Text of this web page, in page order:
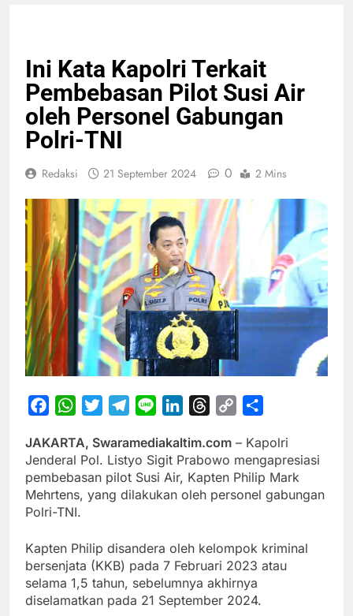
Ini Kata Kapolri Terkait
Pembebasan Pilot Susi Air
oleh Personel Gabungan
Polri-TNI
Redaksi 21 September 2024 0 2 Mins
FacebookWhatsApp
TwitterTelegram
Line LinkedInThreads
Copy
JAKARTA, Swaramediakaltim.com – Kapolri
Jenderal Pol. Listyo Sigit Prabowo mengapresiasi
pembebasan pilot Susi Air, Kapten Philip Mark
Mehrtens, yang dilakukan oleh personel gabungan
Polri-TNI.
Kapten Philip disandera oleh kelompok kriminal
bersenjata (KKB) pada 7 Februari 2023 atau
selama 1,5 tahun, sebelumnya akhirnya
diselamatkan pada 21 September 2024.